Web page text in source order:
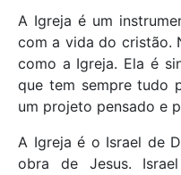
A Igreja é um
com a vida do cristão.
como a Igreja. Ela é
que tem sempre tudo
um projeto pensado e
A Igreja é o Israel de
obra de Jesus.